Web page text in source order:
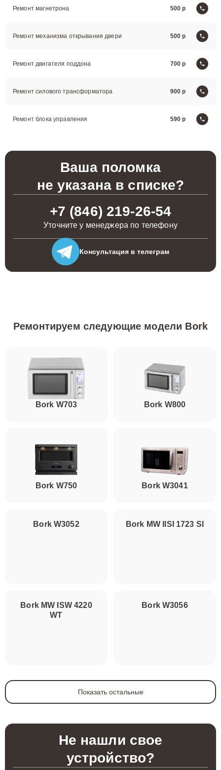
Ремонт магнетрона 500
Ремонт механизма открывания двери 500
Ремонт двигателя поддона 700
Ремонт силового трансформатора 900
Ремонт блока управления 590
Ваша поломка
не указана в списке?
+7 (846) 219-26-54
Уточните у менеджера по телефону
Консультация в телеграм
Ремонтируем следующие модели Bork
Bork W703 Bork W800
Bork W750 Bork W3041
Bork W3052 Bork MW IISI 1723 SI
Bork MW ISW 4220
WT
Bork W3056
Показать остальные
Не нашли свое
устройство?